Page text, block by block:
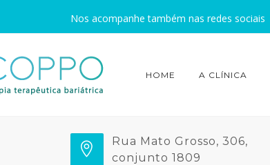
Nos acompanhe também nas redes sociais
HOME A CLÍNICA
Rua Mato Grosso, 306,
conjunto 1809